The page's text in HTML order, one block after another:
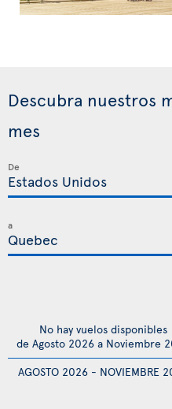
Descubra nuestros
mes
De
a
AGOSTO 2026 - NOVIEMBRE
No hay vuelos disponibles
de Agosto 2026 a Noviembre